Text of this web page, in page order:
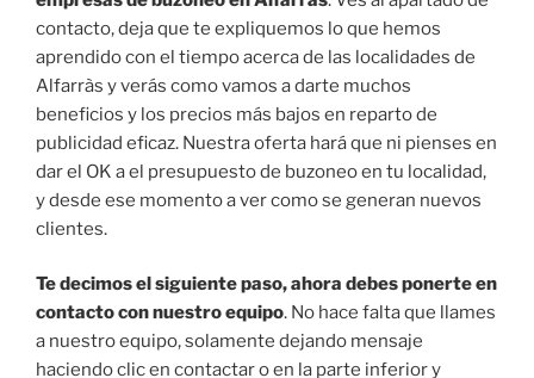
contacto, deja que te expliquemos lo que hemos
aprendido con el tiempo acerca de las localidades de
Alfarràs y verás como vamos a darte muchos
beneficios y los precios más bajos en reparto de
publicidad eficaz. Nuestra oferta hará que ni pienses en
dar el OK a el presupuesto de buzoneo en tu localidad,
y desde ese momento a ver como se generan nuevos
clientes.
Te decimos el siguiente paso, ahora debes ponerte en
contacto con nuestro equipo. No hace falta que llames
a nuestro equipo, solamente dejando mensaje
haciendo clic en contactar o en la parte inferior y